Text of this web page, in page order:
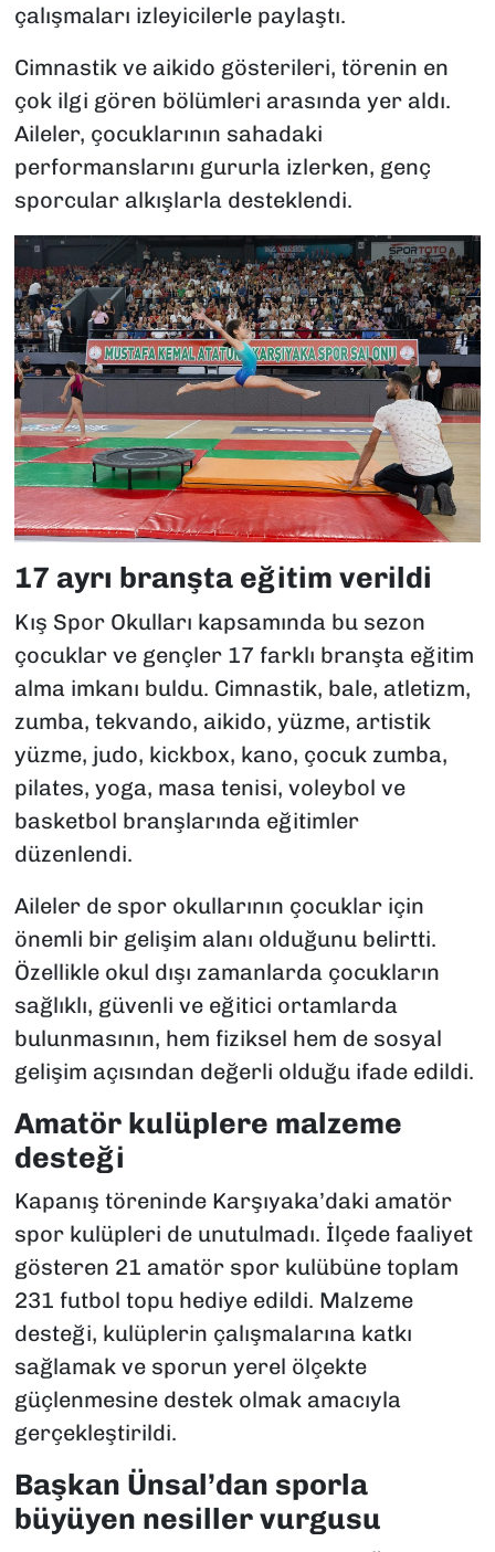
çalışmaları izleyicilerle paylaştı.
Cimnastik ve aikido gösterileri, törenin en
çok ilgi gören bölümleri arasında yer aldı.
Aileler, çocuklarının sahadaki
performanslarını gururla izlerken, genç
sporcular alkışlarla desteklendi.
17 ayrı branşta eğitim verildi
Kış Spor Okulları kapsamında bu sezon
çocuklar ve gençler 17 farklı branşta eğitim
alma imkanı buldu. Cimnastik, bale, atletizm,
zumba, tekvando, aikido, yüzme, artistik
yüzme, judo, kickbox, kano, çocuk zumba,
pilates, yoga, masa tenisi, voleybol ve
basketbol branşlarında eğitimler
düzenlendi.
Aileler de spor okullarının çocuklar için
önemli bir gelişim alanı olduğunu belirtti.
Özellikle okul dışı zamanlarda çocukların
sağlıklı, güvenli ve eğitici ortamlarda
bulunmasının, hem fiziksel hem de sosyal
gelişim açısından değerli olduğu ifade edildi.
Amatör kulüplere malzeme
desteği
Kapanış töreninde Karşıyaka’daki amatör
spor kulüpleri de unutulmadı. İlçede faaliyet
gösteren 21 amatör spor kulübüne toplam
231 futbol topu hediye edildi. Malzeme
desteği, kulüplerin çalışmalarına katkı
sağlamak ve sporun yerel ölçekte
güçlenmesine destek olmak amacıyla
gerçekleştirildi.
Başkan Ünsal’dan sporla
büyüyen nesiller vurgusu